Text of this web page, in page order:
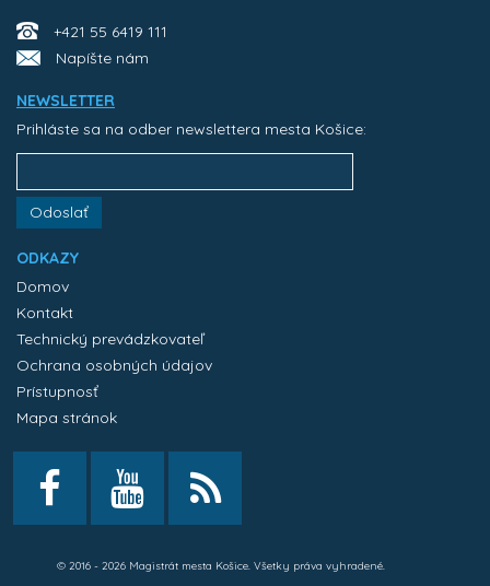
+421 55 6419 111
Napíšte nám
NEWSLETTER
Prihláste sa na odber newslettera mesta Košice:
Odoslať
ODKAZY
Domov
Kontakt
Technický prevádzkovateľ
Ochrana osobných údajov
Prístupnosť
Mapa stránok
© 2016 - 2026 Magistrát mesta Košice. Všetky práva vyhradené.